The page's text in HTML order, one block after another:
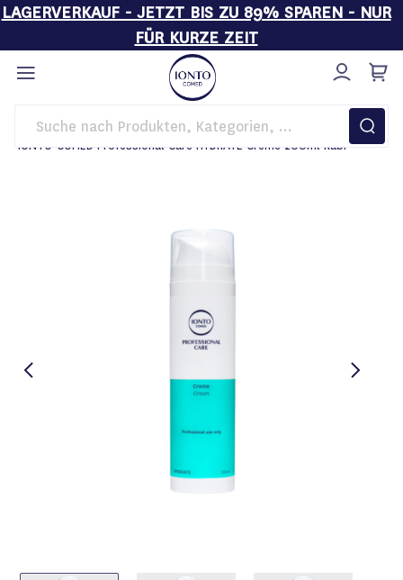
LAGERVERKAUF - JETZT BIS ZU 89% SPAREN - NUR
FÜR KURZE ZEIT
Direkt
zum
Inhalt
Startseite
Pflege
IONTO-COMED Professional Care HYDRATE Creme 200ml Kabi